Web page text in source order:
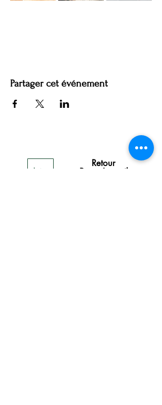
Partager cet événement
Retour
Page Accueil